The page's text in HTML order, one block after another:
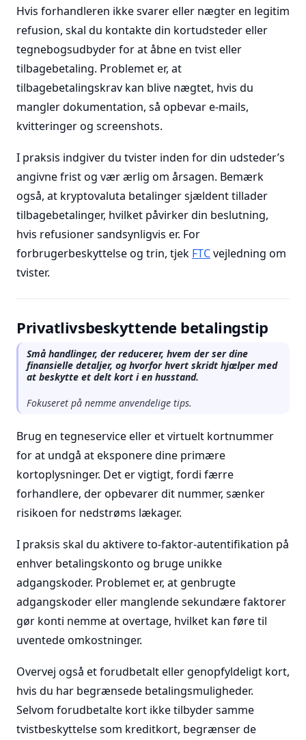
Hvis forhandleren ikke svarer eller nægter en legitim
refusion, skal du kontakte din kortudsteder eller
tegnebogsudbyder for at åbne en tvist eller
tilbagebetaling. Problemet er, at
tilbagebetalingskrav kan blive nægtet, hvis du
mangler dokumentation, så opbevar e-mails,
kvitteringer og screenshots.
I praksis indgiver du tvister inden for din udsteder’s
angivne frist og vær ærlig om årsagen. Bemærk
også, at kryptovaluta betalinger sjældent tillader
tilbagebetalinger, hvilket påvirker din beslutning,
hvis refusioner sandsynligvis er. For
forbrugerbeskyttelse og trin, tjek FTCvejledning om
tvister.
Privatlivsbeskyttende betalingstip
Små handlinger, der reducerer, hvem der ser dine
finansielle detaljer, og hvorfor hvert skridt hjælper med
at beskytte et delt kort i en husstand.
Fokuseret på nemme anvendelige tips.
Brug en tegneservice eller et virtuelt kortnummer
for at undgå at eksponere dine primære
kortoplysninger. Det er vigtigt, fordi færre
forhandlere, der opbevarer dit nummer, sænker
risikoen for nedstrøms lækager.
I praksis skal du aktivere to-faktor-autentifikation på
enhver betalingskonto og bruge unikke
adgangskoder. Problemet er, at genbrugte
adgangskoder eller manglende sekundære faktorer
gør konti nemme at overtage, hvilket kan føre til
uventede omkostninger.
Overvej også et forudbetalt eller genopfyldeligt kort,
hvis du har begrænsede betalingsmuligheder.
Selvom forudbetalte kort ikke tilbyder samme
tvistbeskyttelse som kreditkort, begrænser de